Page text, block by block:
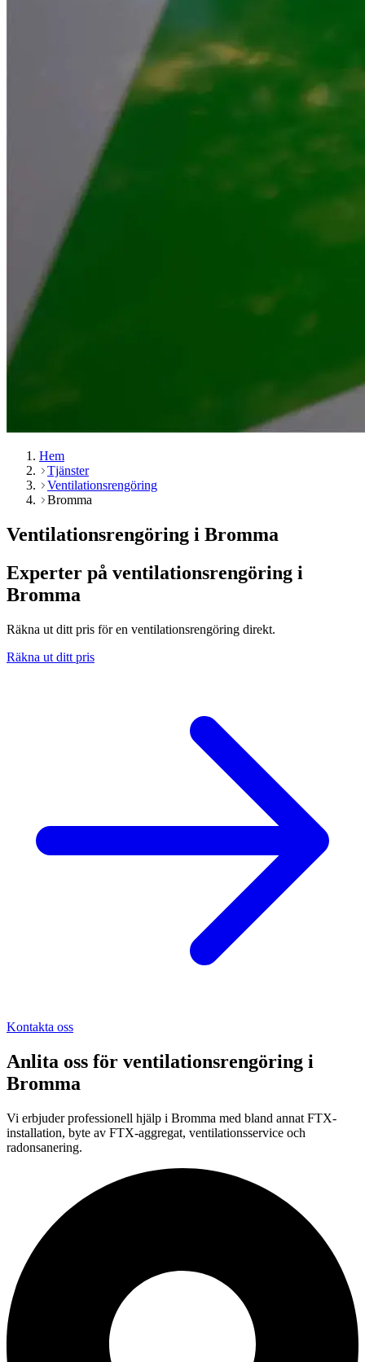
Hem
Tjänster
Ventilationsrengöring
Bromma
Ventilationsrengöring i Bromma
Experter på ventilationsrengöring i
Bromma
Räkna ut ditt pris för en ventilationsrengöring direkt.
Räkna ut ditt pris
Kontakta oss
Anlita oss för ventilationsrengöring i
Bromma
Vi erbjuder professionell hjälp i Bromma med bland annat FTX-
installation, byte av FTX-aggregat, ventilationsservice och
radonsanering.